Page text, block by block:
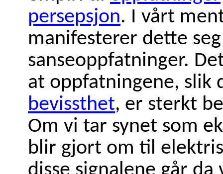
persepsjon. I vårt
manifesterer dette
sanseoppfatninger.
at oppfatningene, slik
bevissthet, er sterkt
Om vi tar synet som
blir gjort om til